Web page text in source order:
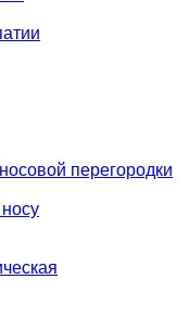
перегородки